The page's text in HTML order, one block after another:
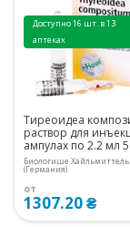
Доступно 16 шт. в 13
аптеках
Тиреоидеа
раствор для
ампулах по 2.2 мл
Биологише
(Германия)
от
1307.20 ₴